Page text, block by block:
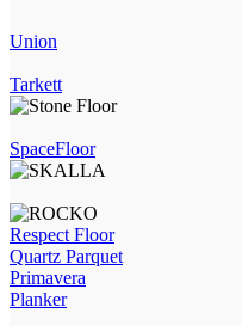
Union
Tarkett
SpaceFloor
Respect Floor
Quartz Parquet
Primavera
Planker